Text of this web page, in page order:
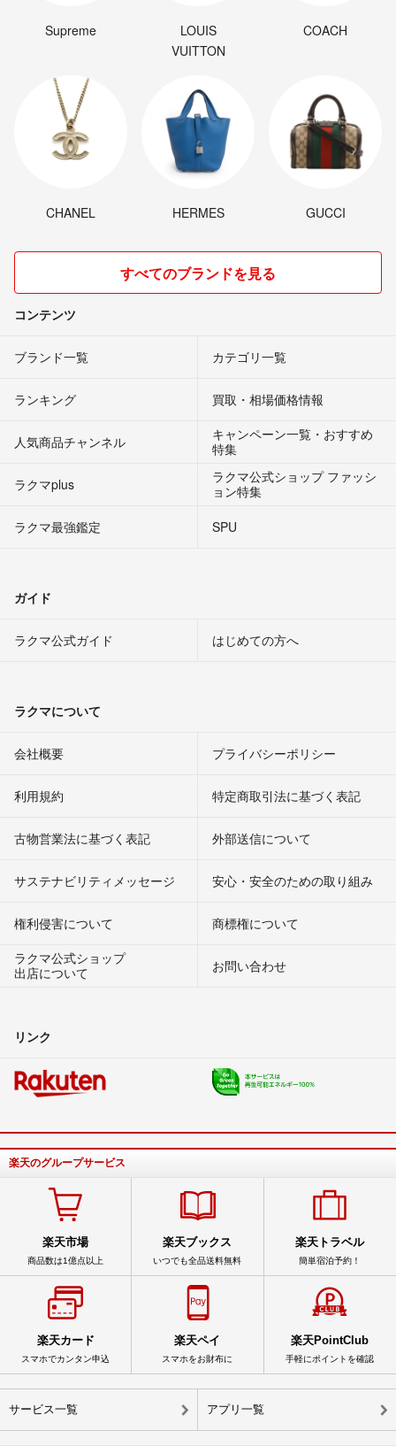
Supreme
LOUIS
VUITTON
COACH
CHANEL HERMES GUCCI
すべてのブランドを見る
コンテンツ
ブランド一覧 カテゴリ一覧
ランキング 買取・相場価格情報
人気商品チャンネル
キャンペーン一覧・おすすめ
特集
ラクマplus
ラクマ公式ショップ ファッシ
ョン特集
ラクマ最強鑑定
SPU
ガイド
ラクマ公式ガイド はじめての方へ
ラクマについて
会社概要 プライバシーポリシー
利用規約 特定商取引法に基づく表記
古物営業法に基づく表記 外部送信について
サステナビリティメッセージ 安心・安全のための取り組み
権利侵害について
商標権について
ラクマ公式ショップ
出店について
お問い合わせ
リンク
楽天のグループサービス
楽天市場
商品数は1億点以上
楽天ブックス
いつでも全品送料無料
楽天トラベル
簡単宿泊予約！
楽天カード
スマホでカンタン申込
楽天ペイ
スマホをお財布に
楽天PointClub
手軽にポイントを確認
サービス一覧 アプリ一覧